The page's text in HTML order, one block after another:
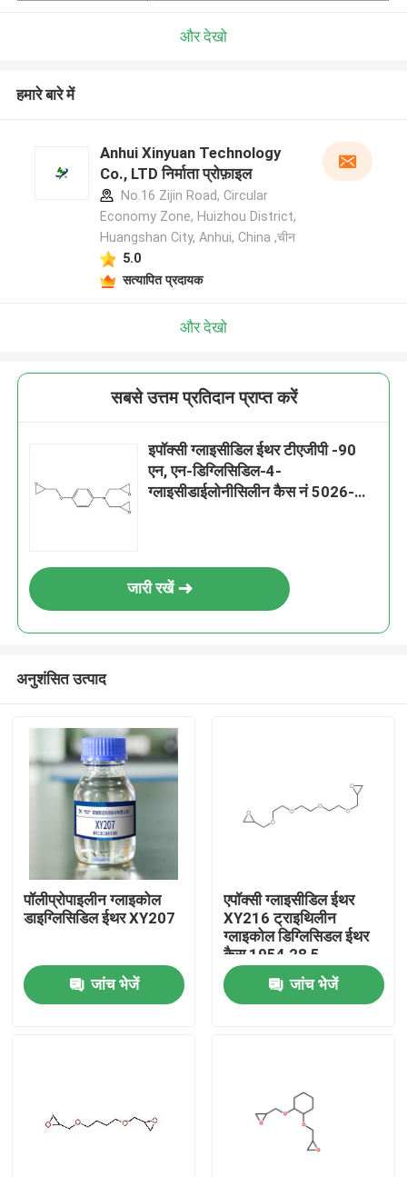
उत्पादों
और देखो
हमारे बारे में
Anhui Xinyuan Technology
Co., LTD निर्माता प्रोफ़ाइल
No.16 Zijin Road, Circular
Economy Zone, Huizhou District,
Huangshan City, Anhui, China ,चीन
5.0
सत्यापित प्रदायक
और देखो
सबसे उत्तम प्रतिदान प्राप्त करें
इपॉक्सी ग्लाइसीडिल ईथर टीएजीपी -90
एन, एन-डिग्लिसिडिल-4-
ग्लाइसीडाईलोनीसिलीन कैस नं 5026-
जारी रखें
अनुशंसित उत्पाद
पॉलीप्रोपाइलीन ग्लाइकोल
डाइग्लिसिडिल ईथर XY207
जांच भेजें
एपॉक्सी ग्लाइसीडिल ईथर
XY216 ट्राइथिलीन
ग्लाइकोल डिग्लिसिडल ईथर
कैस 1954 28 5
जांच भेजें